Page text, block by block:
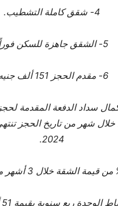
4- شقق كاملة التشطيب.
5- الشقق جاهزة للسكن فوراً.
6- مقدم الحجز 151 ألف جنيه.
سداد الدفعة المقدمة
2024.